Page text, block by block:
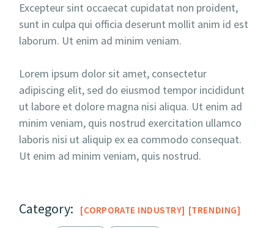
Excepteur sint occaecat cupidatat non proident,
sunt in culpa qui officia deserunt mollit anim id est
laborum. Ut enim ad minim veniam.
Lorem ipsum dolor sit amet, consectetur
adipiscing elit, sed do eiusmod tempor incididunt
ut labore et dolore magna nisi aliqua. Ut enim ad
minim veniam, quis nostrud exercitation ullamco
laboris nisi ut aliquip ex ea commodo consequat.
Ut enim ad minim veniam, quis nostrud.
Category: CORPORATE INDUSTRY TRENDING